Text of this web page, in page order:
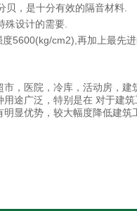
，是十分有效的隔音材料.
殊设计的需要.
5600(kg/cm2),再加上最先
，医院，冷库，活动房，
途广泛，特别是在 对于建
显优势，较大幅度降低建筑